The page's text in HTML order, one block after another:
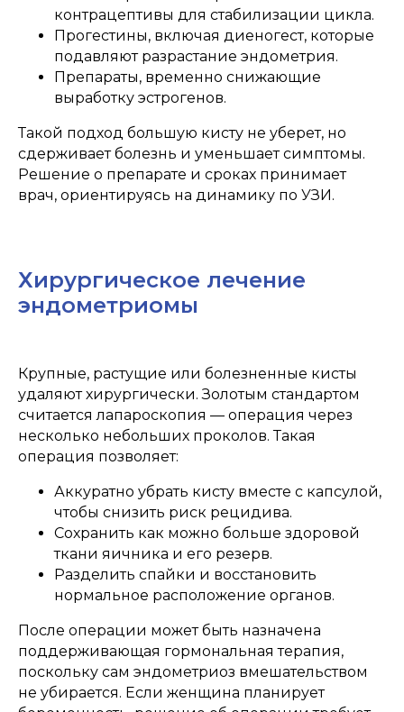
контрацептивы для стабилизации цикла.
Прогестины, включая диеногест, которые
подавляют разрастание эндометрия.
Препараты, временно снижающие
выработку эстрогенов.
Такой подход большую кисту не уберет, но
сдерживает болезнь и уменьшает симптомы.
Решение о препарате и сроках принимает
врач, ориентируясь на динамику по УЗИ.
Хирургическое лечение
эндометриомы
Крупные, растущие или болезненные кисты
удаляют хирургически. Золотым стандартом
считается лапароскопия — операция через
несколько небольших проколов. Такая
операция позволяет:
Аккуратно убрать кисту вместе с капсулой,
чтобы снизить риск рецидива.
Сохранить как можно больше здоровой
ткани яичника и его резерв.
Разделить спайки и восстановить
нормальное расположение органов.
После операции может быть назначена
поддерживающая гормональная терапия,
поскольку сам эндометриоз вмешательством
не убирается. Если женщина планирует
СПЕЦИАЛИСТЫ
которые регулярно повышают
свою квалификацию
города и парковка для
ООО "ОПТИМУС МЕДИКУС"